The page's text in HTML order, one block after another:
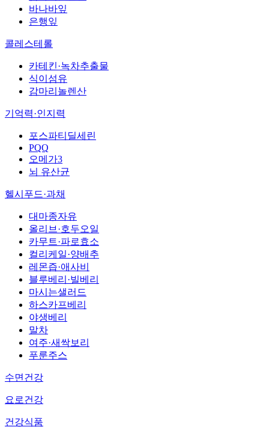
바나바잎
은행잎
콜레스테롤
카테킨·녹차추출물
식이섬유
감마리놀렌산
기억력·인지력
포스파티딜세린
PQQ
오메가3
뇌 유산균
헬시푸드·과채
대마종자유
올리브·호두오일
카무트·파로효소
컬리케일·양배추
레몬즙·애사비
블루베리·빌베리
마시는샐러드
하스카프베리
야생베리
말차
여주·새싹보리
푸룬주스
수면건강
요로건강
건강식품